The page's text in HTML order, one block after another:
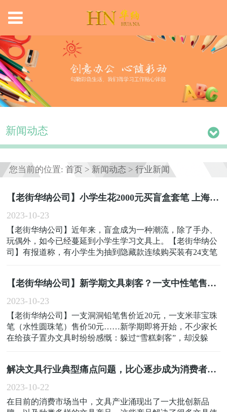
新闻动态
您当前的位置:首页 > 新闻动态 >行业新闻
【老街华纳公司】小学生花2000元买盲盒套笔 上海市消保委：谨防成瘾
2023-10-23
【老街华纳公司】近年来，盲盒成为一种潮流，除了手办、
玩偶外，如今已经蔓延到小学生学习文具上。【老街华纳公
司】有报道称，有小学生为抽到隐藏款连续购买装有24支笔
上海市消保委通过互联网调研、抽样调查、家长访谈等方
式...
【老街华纳公司】新学期文具刺客？一支中性笔售55元 家长被“刺”很愤慨 造成攀比
2023-10-23
【老街华纳公司】一支洞洞铅笔售价近20元，一支米菲宝珠
笔（水性圆珠笔）售价50元……新学期即将开始，不少家长
在给孩子置办文具时纷纷感慨：躲过“雪糕刺客”，却没躲
十甚至数百元，在俘获学生粉丝的同时也成了收割家长钱
包...
解决文具行业典型痛点问题，比心逐步成为消费者购物“心仪对象”
2023-10-22
在目前的消费市场当中，文具产业涌现出了一大批创新品